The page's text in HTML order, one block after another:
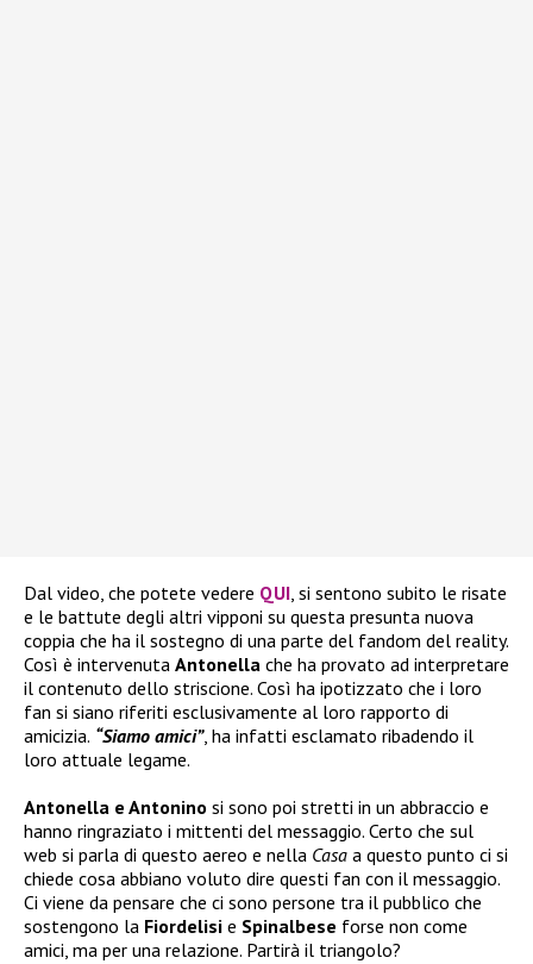
Dal video, che potete vedere QUI, si sentono subito le risate
e le battute degli altri vipponi su questa presunta nuova
coppia che ha il sostegno di una parte del fandom del reality.
Così è intervenuta Antonella che ha provato ad interpretare
il contenuto dello striscione. Così ha ipotizzato che i loro
fan si siano riferiti esclusivamente al loro rapporto di
amicizia. “Siamo amici”, ha infatti esclamato ribadendo il
loro attuale legame.
Antonella e Antonino si sono poi stretti in un abbraccio e
hanno ringraziato i mittenti del messaggio. Certo che sul
web si parla di questo aereo e nella Casa a questo punto ci si
chiede cosa abbiano voluto dire questi fan con il messaggio.
Ci viene da pensare che ci sono persone tra il pubblico che
sostengono la Fiordelisi e Spinalbese forse non come
amici, ma per una relazione. Partirà il triangolo?